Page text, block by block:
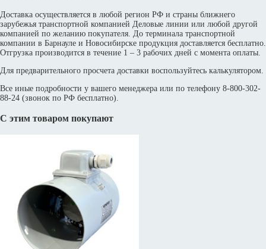
Доставка осуществляется в любой регион РФ и страны ближнего
зарубежья транспортной компанией Деловые линии или любой другой
компанией по желанию покупателя. До терминала транспортной
компании в Барнауле и Новосибирске продукция доставляется бесплатно.
Отгрузка производится в течение 1 – 3 рабочих дней с момента оплаты.
Для предварительного просчета доставки воспользуйтесь калькулятором.
Все иные подробности у вашего менеджера или по телефону 8-800-302-
88-24 (звонок по РФ бесплатно).
С этим товаром покупают